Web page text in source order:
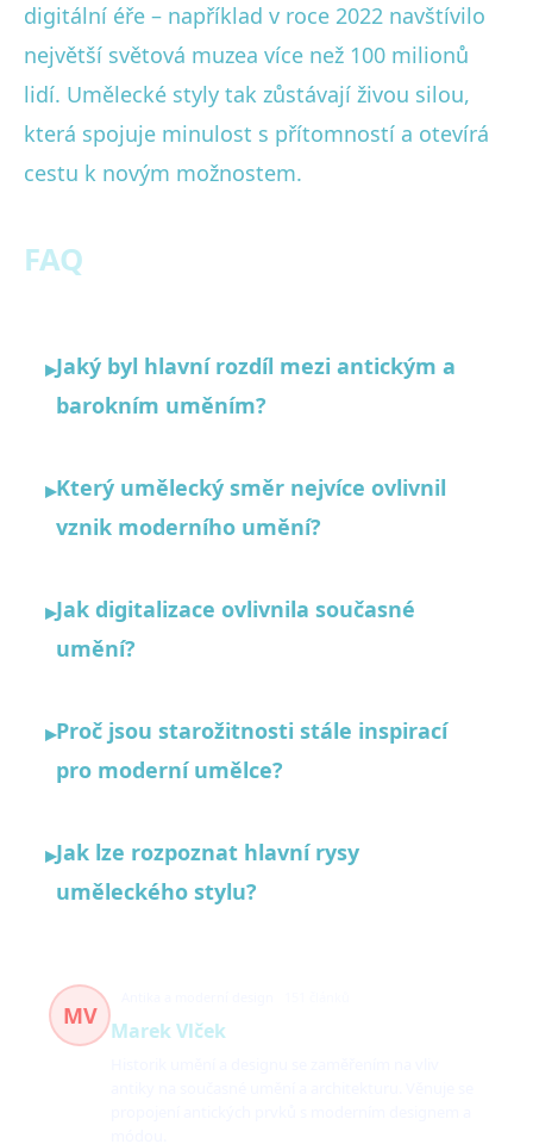
digitální éře – například v roce 2022 navštívilo
největší světová muzea více než 100 milionů
lidí. Umělecké styly tak zůstávají živou silou,
která spojuje minulost s přítomností a otevírá
cestu k novým možnostem.
FAQ
▸Jaký byl hlavní rozdíl mezi antickým a
barokním uměním?
▸Který umělecký směr nejvíce ovlivnil
vznik moderního umění?
▸Jak digitalizace ovlivnila současné
umění?
▸Proč jsou starožitnosti stále inspirací
pro moderní umělce?
▸Jak lze rozpoznat hlavní rysy
uměleckého stylu?
MV
Marek Vlček